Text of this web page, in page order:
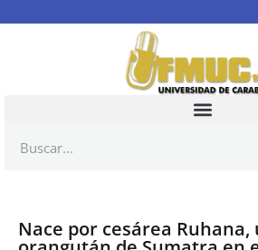
Nace por cesárea Ruhana,